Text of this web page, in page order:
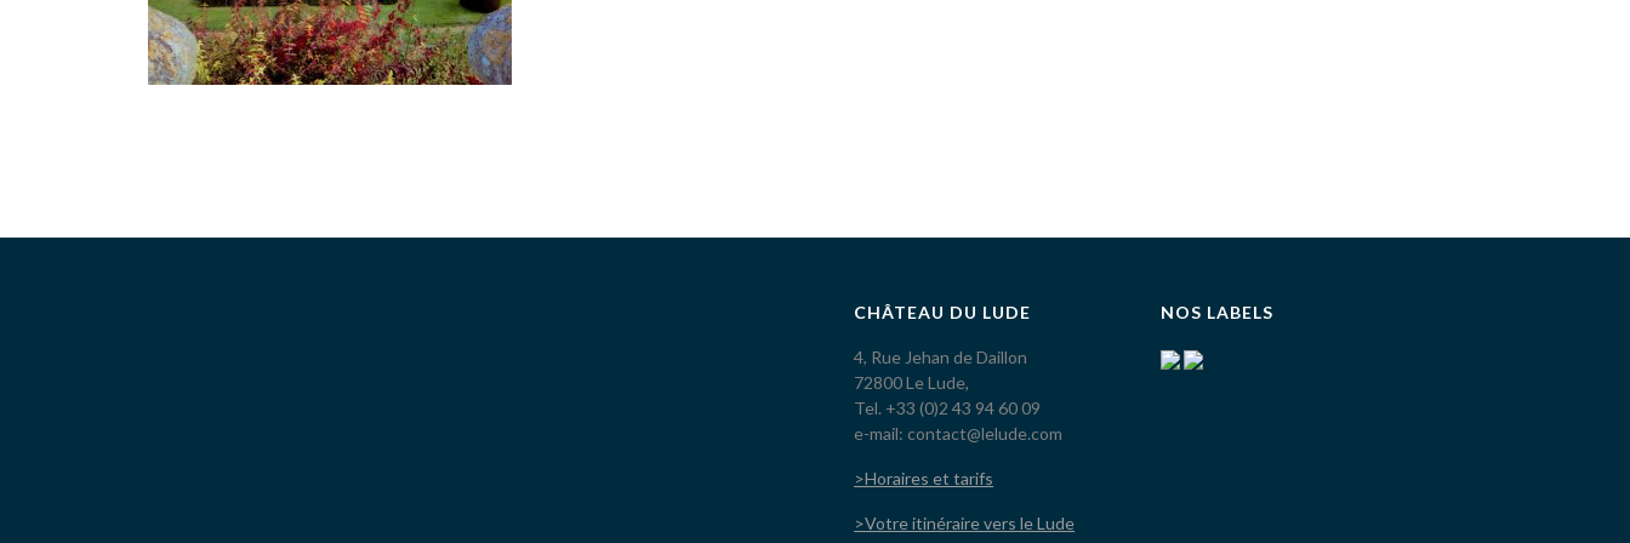
CHÂTEAU DU LUDE
4, Rue Jehan de Daillon
72800 Le Lude,
Tel. +33 (0)2 43 94 60 09
e-mail: contact@lelude.com
>Horaires et tarifs
>Votre itinéraire vers le Lude
NOS LABELS